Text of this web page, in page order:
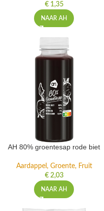
€1,35
NAAR AH
AH 80% groentesap rode biet
Aardappel, Groente, Fruit
€2,03
NAAR AH